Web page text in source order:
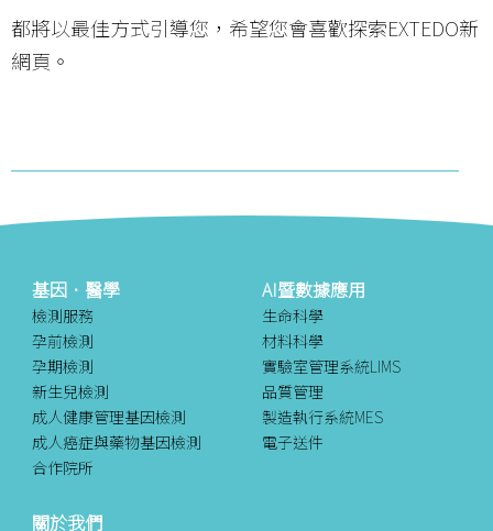
都將以最佳方式引導您，希望您會喜歡探索EXTEDO新
網頁。
基因．醫學
檢測服務
孕前檢測
孕期檢測
新生兒檢測
成人健康管理基因檢測
成人癌症與藥物基因檢測
合作院所
AI暨數據應用
生命科學
材料科學
實驗室管理系統LIMS
品質管理
製造執行系統MES
電子送件
關於我們